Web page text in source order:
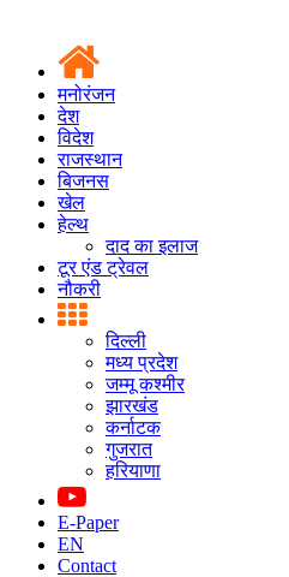
मनोरंजन
देश
विदेश
राजस्थान
बिजनस
खेल
हेल्थ
दाद का इलाज
टूर एंड ट्रेवल
नौकरी
दिल्ली
मध्य प्रदेश
जम्मू कश्मीर
झारखंड
कर्नाटक
गुजरात
हरियाणा
E-Paper
EN
Contact